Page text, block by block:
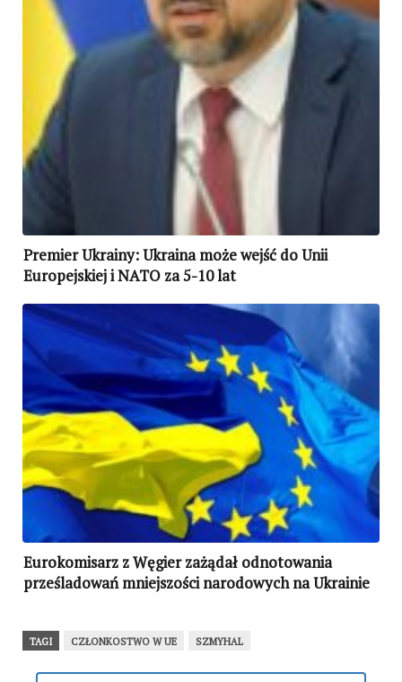
Premier Ukrainy: Ukraina może wejść do Unii
Europejskiej i NATO za 5-10 lat
Eurokomisarz z Węgier zażądał odnotowania
prześladowań mniejszości narodowych na Ukrainie
TAGI CZŁONKOSTWO W UE SZMYHAL